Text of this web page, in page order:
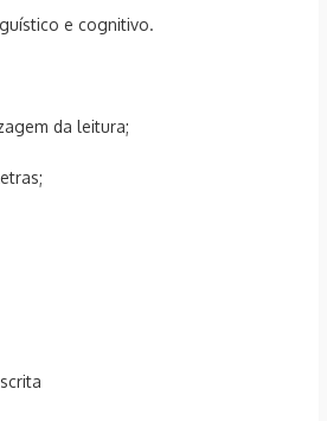
e cognitivo.
da leitura;